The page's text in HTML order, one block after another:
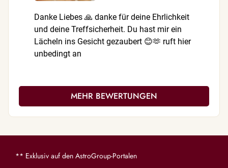
Danke Liebes 🙏 danke für deine Ehrlichkeit
und deine Treffsicherheit. Du hast mir ein
Lächeln ins Gesicht gezaubert 😊🫶 ruft hier
unbedingt an
MEHR BEWERTUNGEN
** Exklusiv auf den AstroGroup-Portalen